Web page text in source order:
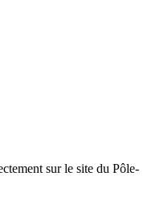
sur le site du Pôle-